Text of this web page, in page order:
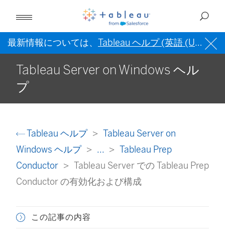
最新情報については、 Tableau ヘルプ (英語 (US)) を
Tableau Server on Windows ヘル
プ
Tableau ヘルプ
Tableau Server on
Windows ヘルプ
...
Tableau Prep
Conductor
Tableau Server での Tableau Prep
Conductor の有効化および構成
この記事の内容